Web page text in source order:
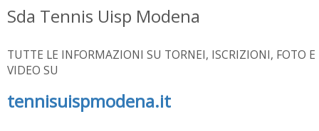
Sda Tennis Uisp Modena
TUTTE LE INFORMAZIONI SU TORNEI, ISCRIZIONI, FOTO E
VIDEO SU
tennisuispmodena.it